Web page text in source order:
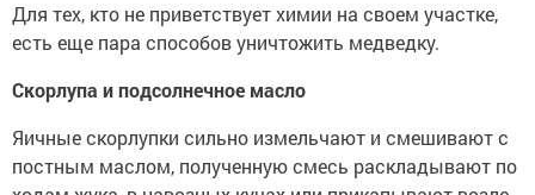
Для тех, кто не приветствует химии на своем участке,
есть еще пара способов уничтожить медведку.
Скорлупа и подсолнечное масло
Яичные скорлупки сильно измельчают и смешивают с
постным маслом, полученную смесь раскладывают по